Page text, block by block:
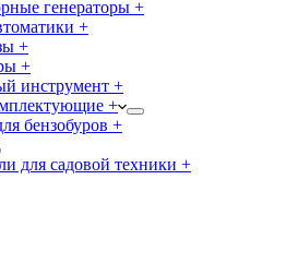
генераторы +
+
+
+
инструмент +
+
бензобуров +
для садовой техники +